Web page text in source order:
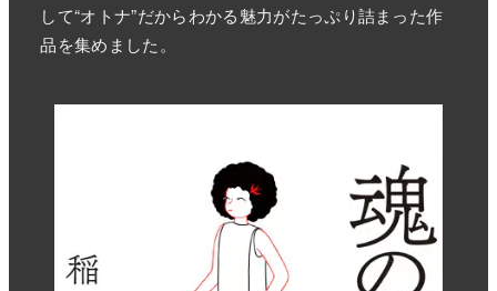
して“オトナ”だからわかる魅力がたっぷり詰まった作
品を集めました。